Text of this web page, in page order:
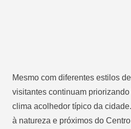
Mesmo com diferentes estilos
visitantes continuam
clima acolhedor típico da
à natureza e próximos do